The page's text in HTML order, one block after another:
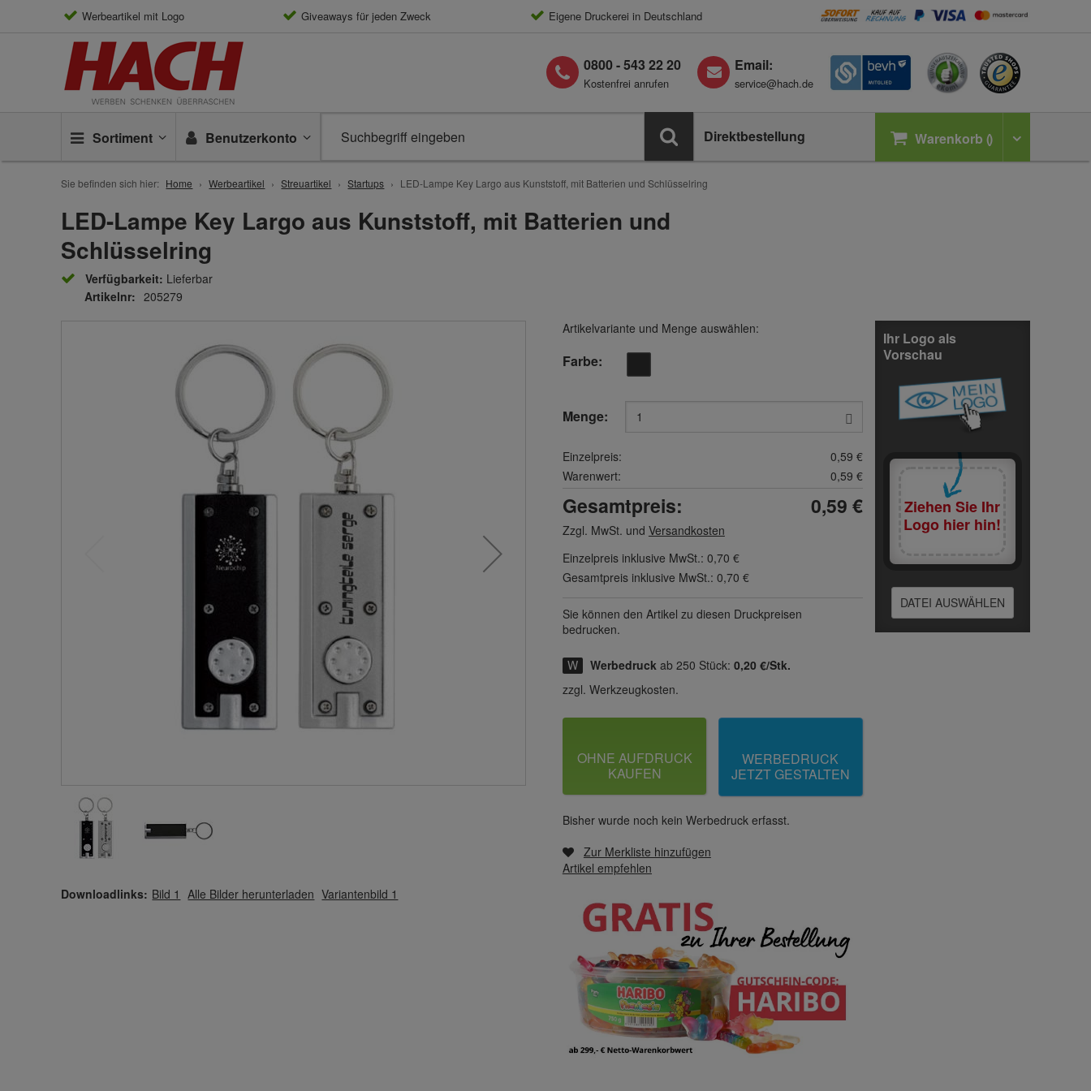
Werbeartikel mit Logo Giveaways für jeden Zweck Eigene Druckerei in Deutschland
0800 - 543 22 20
Kostenfrei anrufen
Email:
service@hach.de
Sortiment Warenkorb
Benutzerkonto Direktbestellung
Sie befinden sich hier: Home Werbeartikel Streuartikel Startups LED-Lampe Key Largo aus Kunststoff, mit Batterien und Schlüsselring
LED-Lampe Key Largo aus Kunststoff, mit Batterien und
Schlüsselring
Verfügbarkeit: Lieferbar
Artikelnr: 205279
Downloadlinks: Bild 1 Alle Bilder herunterladen Variantenbild 1
Artikelvariante und Menge auswählen:
Farbe
Menge:
Einzelpreis:
0,59 €
Warenwert:
0,59 €
Gesamtpreis: 0,59 €
Zzgl. MwSt. und Versandkosten
Einzelpreis inklusive MwSt.: 0,70 €
Gesamtpreis inklusive MwSt.: 0,70 €
Sie können den Artikel zu diesen Druck­preisen
bedrucken.
Werbedruck ab 250 Stück: 0,20 €/Stk.
zzgl. Werkzeugkosten.
OHNE AUFDRUCK
KAUFEN
WERBEDRUCK
JETZT GESTALTEN
Bisher wurde noch kein Werbedruck erfasst.
Zur Merkliste hinzufügen
Artikel empfehlen
Ihr Logo als
Vorschau
Ziehen Sie Ihr
Logo hier hin!
DATEI AUSWÄHLEN